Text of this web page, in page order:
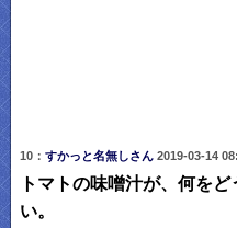
10： すかっと名無しさん 2019-03-14
トマトの味噌汁が、何を
い。